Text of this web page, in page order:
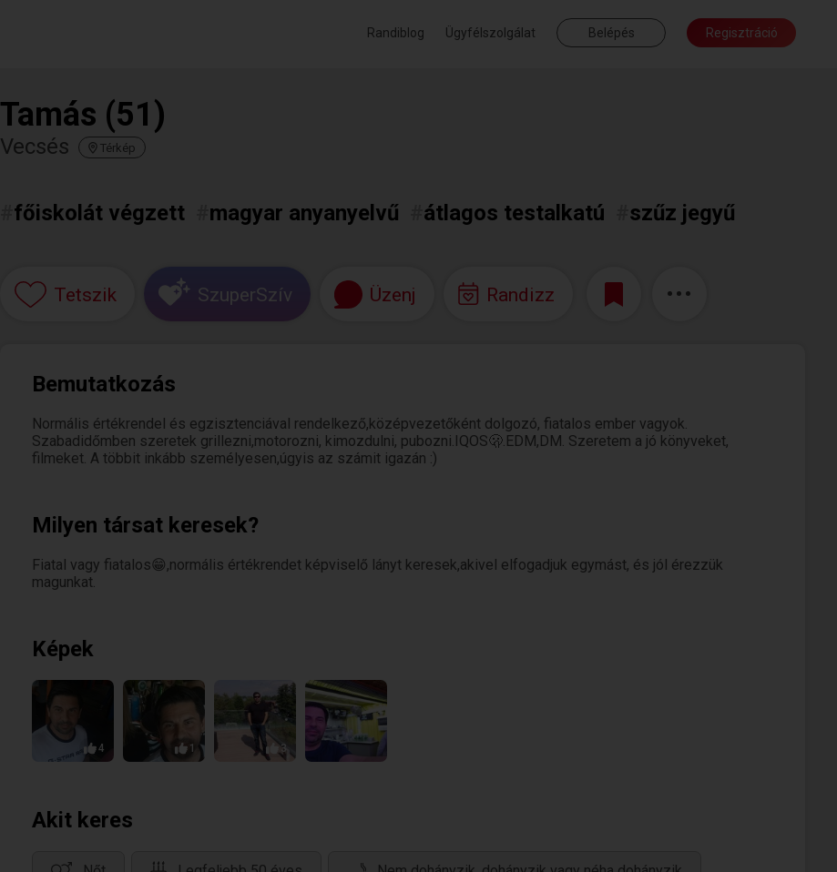
Randiblog Ügyfélszolgálat Belépés Regisztráció
Tamás (51)
Vecsés Térkép
főiskolát végzett magyar anyanyelvű átlagos testalkatú szűz jegyű
Tetszik SzuperSzív Üzenj Randizz
Bemutatkozás
Normális értékrendel és egzisztenciával rendelkező,középvezetőként dolgozó, fiatalos ember vagyok.
Szabadidőmben szeretek grillezni,motorozni, kimozdulni, pubozni.IQOS🫢.EDM,DM. Szeretem a jó könyveket,
filmeket. A többit inkább személyesen,úgyis az számit igazán :)
Milyen társat keresek?
Fiatal vagy fiatalos😁,normális értékrendet képviselő lányt keresek,akivel elfogadjuk egymást, és jól érezzük
magunkat.
Képek
4 1 3
Akit keres